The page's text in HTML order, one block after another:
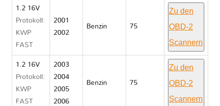
1.2 16V
Protokoll:
KWP
FAST
2001
2002
Benzin 75
Zu den
OBD-2
Scannern
1.2 16V
Protokoll:
KWP
FAST
2003
2004
2005
2006
Benzin 75
Zu den
OBD-2
Scannern